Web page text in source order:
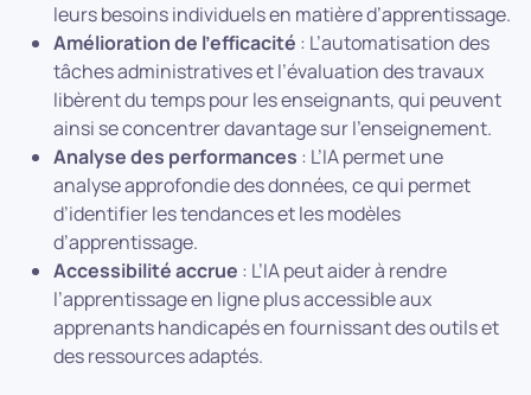
leurs besoins individuels en matière d’apprentissage.
Amélioration de l’efficacité : L’automatisation des
tâches administratives et l’évaluation des travaux
libèrent du temps pour les enseignants, qui peuvent
ainsi se concentrer davantage sur l’enseignement.
Analyse des performances : L’IA permet une
analyse approfondie des données, ce qui permet
d’identifier les tendances et les modèles
d’apprentissage.
Accessibilité accrue : L’IA peut aider à rendre
l’apprentissage en ligne plus accessible aux
apprenants handicapés en fournissant des outils et
des ressources adaptés.